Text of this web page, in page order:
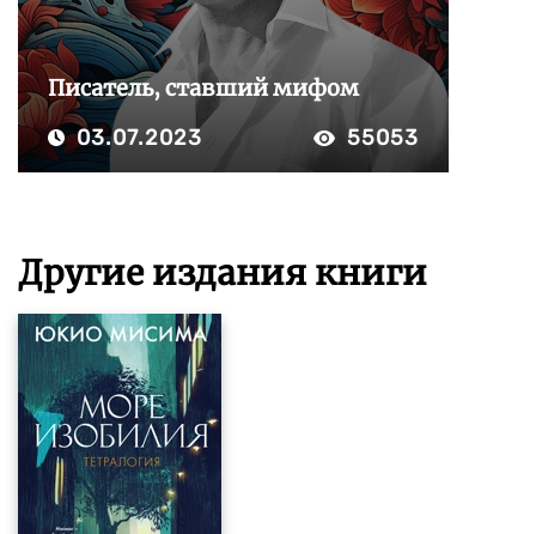
Писатель, ставший мифом
03.07.2023 55053
Другие издания книги